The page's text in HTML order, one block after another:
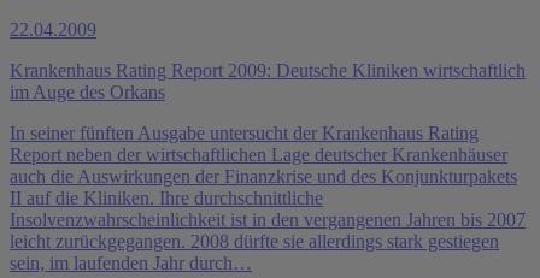
22.04.2009
Krankenhaus Rating Report 2009: Deutsche Kliniken wirtschaftlich
im Auge des Orkans
In seiner fünften Ausgabe untersucht der Krankenhaus Rating
Report neben der wirtschaftlichen Lage deutscher Krankenhäuser
auch die Auswirkungen der Finanzkrise und des Konjunkturpakets
II auf die Kliniken. Ihre durchschnittliche
Insolvenzwahrscheinlichkeit ist in den vergangenen Jahren bis 2007
leicht zurückgegangen. 2008 dürfte sie allerdings stark gestiegen
sein, im laufenden Jahr durch…